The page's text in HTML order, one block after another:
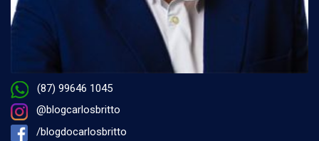
(87) 99646 1045
@blogcarlosbritto
/blogdocarlosbritto